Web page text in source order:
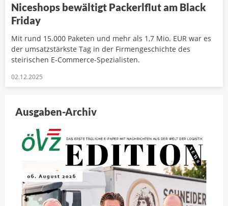
Niceshops bewältigt Packerlflut am Black
Friday
Mit rund 15.000 Paketen und mehr als 1,7 Mio. EUR war es
der umsatzstärkste Tag in der Firmengeschichte des
steirischen E-Commerce-Spezialisten.
02.12.2025
Ausgaben-Archiv